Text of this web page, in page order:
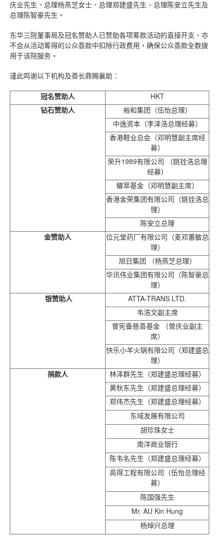
庆业先生、总理杨燕芝女士、总理郑建盛先生、总理陈安立先生及
总理陈智豪先生。
东华三院董事局及冠名赞助人已赞助各项筹款活动的直接开支，亦
不会从活动筹得的公众善款中扣除行政费用，确保公众善款全数拨
用于该院服务。
谨此鸣谢以下机构及善长鼎赐襄助：
冠名赞助人
HKT
钻石赞助人
裕和集团（伍怡总理）
中逸资本（李泽浩总理经募）
香港鞋业总会（邓明慧副主席经
募）
荣升1989有限公司 （姚铨浩总理
经募）
耀萃基金（邓明慧副主席）
香港金荣集团有限公司（姚铨浩总
理）
陈安立总理
金赞助人
位元堂药厂有限公司（麦邓蕙敏总
理）
旭日集团 （杨燕芝总理）
华讯伟业集团有限公司（陈智豪总
理）
银赞助人
ATTA-TRANS LTD.
韦浩文副主席
曾宪备慈善基金 （曾庆业副主
席）
快乐小羊火锅有限公司（郑建盛总
理）
捐款人
林泽群先生（郑建盛总理经募）
黄秋东先生（郑建盛总理经募）
郑伟杰先生（郑建盛总理经募）
东域发展有限公司
胡珍珠女士
南洋商业银行
陈韦名先生（郑建盛总理经募）
高得工程有限公司（伍怡总理经
募）
陈国强先生
Mr. AU Kin Hung
杨焯兴总理